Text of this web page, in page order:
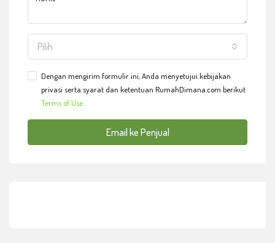
Pilih
Dengan mengirim formulir ini, Anda menyetujui kebijakan
privasi serta syarat dan ketentuan RumahDimana.com berikut
Terms of Use
Email ke Penjual